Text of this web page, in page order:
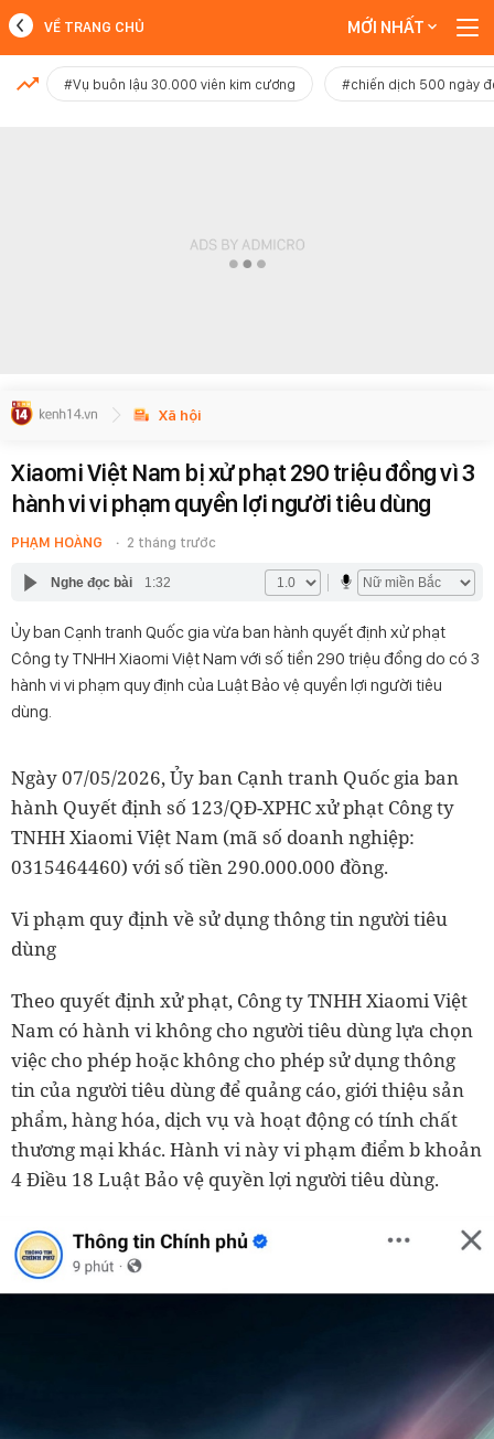
MỚI NHẤT
VỀ TRANG CHỦ MỚI NHẤT
#Vụ buôn lậu 30.000 viên kim cương #chiến dịch 500 ngày
Xã hội
Xiaomi Việt Nam bị xử phạt 290 triệu đồng vì 3
hành vi vi phạm quyền lợi người tiêu dùng
PHẠM HOÀNG 2 tháng trước
Nghe đọc bài 1:32
Ủy ban Cạnh tranh Quốc gia vừa ban hành quyết định xử phạt
Công ty TNHH Xiaomi Việt Nam với số tiền 290 triệu đồng do có 3
hành vi vi phạm quy định của Luật Bảo vệ quyền lợi người tiêu
dùng.
Ngày 07/05/2026, Ủy ban Cạnh tranh Quốc gia ban
hành Quyết định số 123/QĐ-XPHC xử phạt Công ty
TNHH Xiaomi Việt Nam (mã số doanh nghiệp:
0315464460) với số tiền 290.000.000 đồng.
Vi phạm quy định về sử dụng thông tin người tiêu
dùng
Theo quyết định xử phạt, Công ty TNHH Xiaomi Việt
Nam có hành vi không cho người tiêu dùng lựa chọn
việc cho phép hoặc không cho phép sử dụng thông
tin của người tiêu dùng để quảng cáo, giới thiệu sản
phẩm, hàng hóa, dịch vụ và hoạt động có tính chất
thương mại khác. Hành vi này vi phạm điểm b khoản
4 Điều 18 Luật Bảo vệ quyền lợi người tiêu dùng.